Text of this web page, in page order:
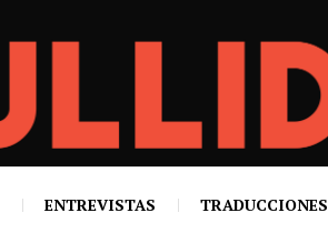
ENTREVISTAS TRADUCCIONES